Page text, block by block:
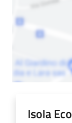
Isola